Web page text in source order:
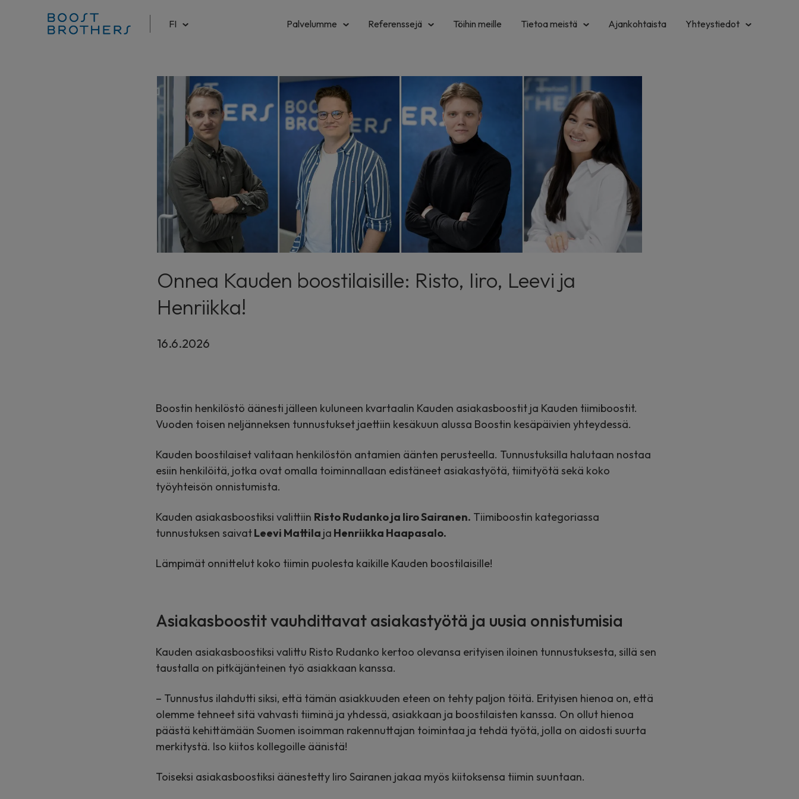
FI Palvelumme Referenssejä Töihin meille Tietoa meistä Ajankohtaista Yhteystiedot
Onnea Kauden boostilaisille: Risto, Iiro, Leevi ja
Henriikka!
16.6.2026
Boostin henkilöstö äänesti jälleen kuluneen kvartaalin Kauden asiakasboostit ja Kauden tiimiboostit.
Vuoden toisen neljänneksen tunnustukset jaettiin kesäkuun alussa Boostin kesäpäivien yhteydessä.
Kauden boostilaiset valitaan henkilöstön antamien äänten perusteella. Tunnustuksilla halutaan nostaa
esiin henkilöitä, jotka ovat omalla toiminnallaan edistäneet asiakastyötä, tiimityötä sekä koko
työyhteisön onnistumista.
Kauden asiakasboostiksi valittiin Risto Rudanko ja Iiro Sairanen. Tiimiboostin kategoriassa
tunnustuksen saivatLeevi Mattila ja Henriikka Haapasalo.
Lämpimät onnittelut koko tiimin puolesta kaikille Kauden boostilaisille!
Asiakasboostit vauhdittavat asiakastyötä ja uusia onnistumisia
Kauden asiakasboostiksi valittu Risto Rudanko kertoo olevansa erityisen iloinen tunnustuksesta, sillä sen
taustalla on pitkäjänteinen työ asiakkaan kanssa.
– Tunnustus ilahdutti siksi, että tämän asiakkuuden eteen on tehty paljon töitä. Erityisen hienoa on, että
olemme tehneet sitä vahvasti tiiminä ja yhdessä, asiakkaan ja boostilaisten kanssa. On ollut hienoa
päästä kehittämään Suomen isoimman rakennuttajan toimintaa ja tehdä työtä, jolla on aidosti suurta
merkitystä. Iso kiitos kollegoille äänistä!
Toiseksi asiakasboostiksi äänestetty Iiro Sairanen jakaa myös kiitoksensa tiimin suuntaan.